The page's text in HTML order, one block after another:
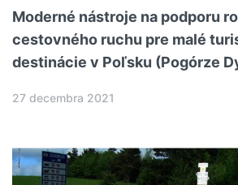
Moderné nástroje na podporu
cestovného ruchu pre malé
destinácie v Poľsku (Pogórze
27 decembra 2021